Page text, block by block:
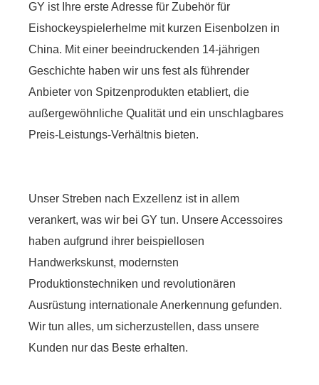
GY ist Ihre erste Adresse für Zubehör für
Eishockeyspielerhelme mit kurzen Eisenbolzen in
China. Mit einer beeindruckenden 14-jährigen
Geschichte haben wir uns fest als führender
Anbieter von Spitzenprodukten etabliert, die
außergewöhnliche Qualität und ein unschlagbares
Preis-Leistungs-Verhältnis bieten.
Unser Streben nach Exzellenz ist in allem
verankert, was wir bei GY tun. Unsere Accessoires
haben aufgrund ihrer beispiellosen
Handwerkskunst, modernsten
Produktionstechniken und revolutionären
Ausrüstung internationale Anerkennung gefunden.
Wir tun alles, um sicherzustellen, dass unsere
Kunden nur das Beste erhalten.